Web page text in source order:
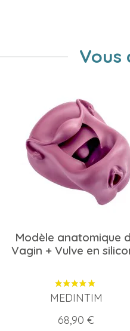
Vous
Modèle anatomique
Vagin + Vulve en
MEDINTIM
Prix
68,90 €